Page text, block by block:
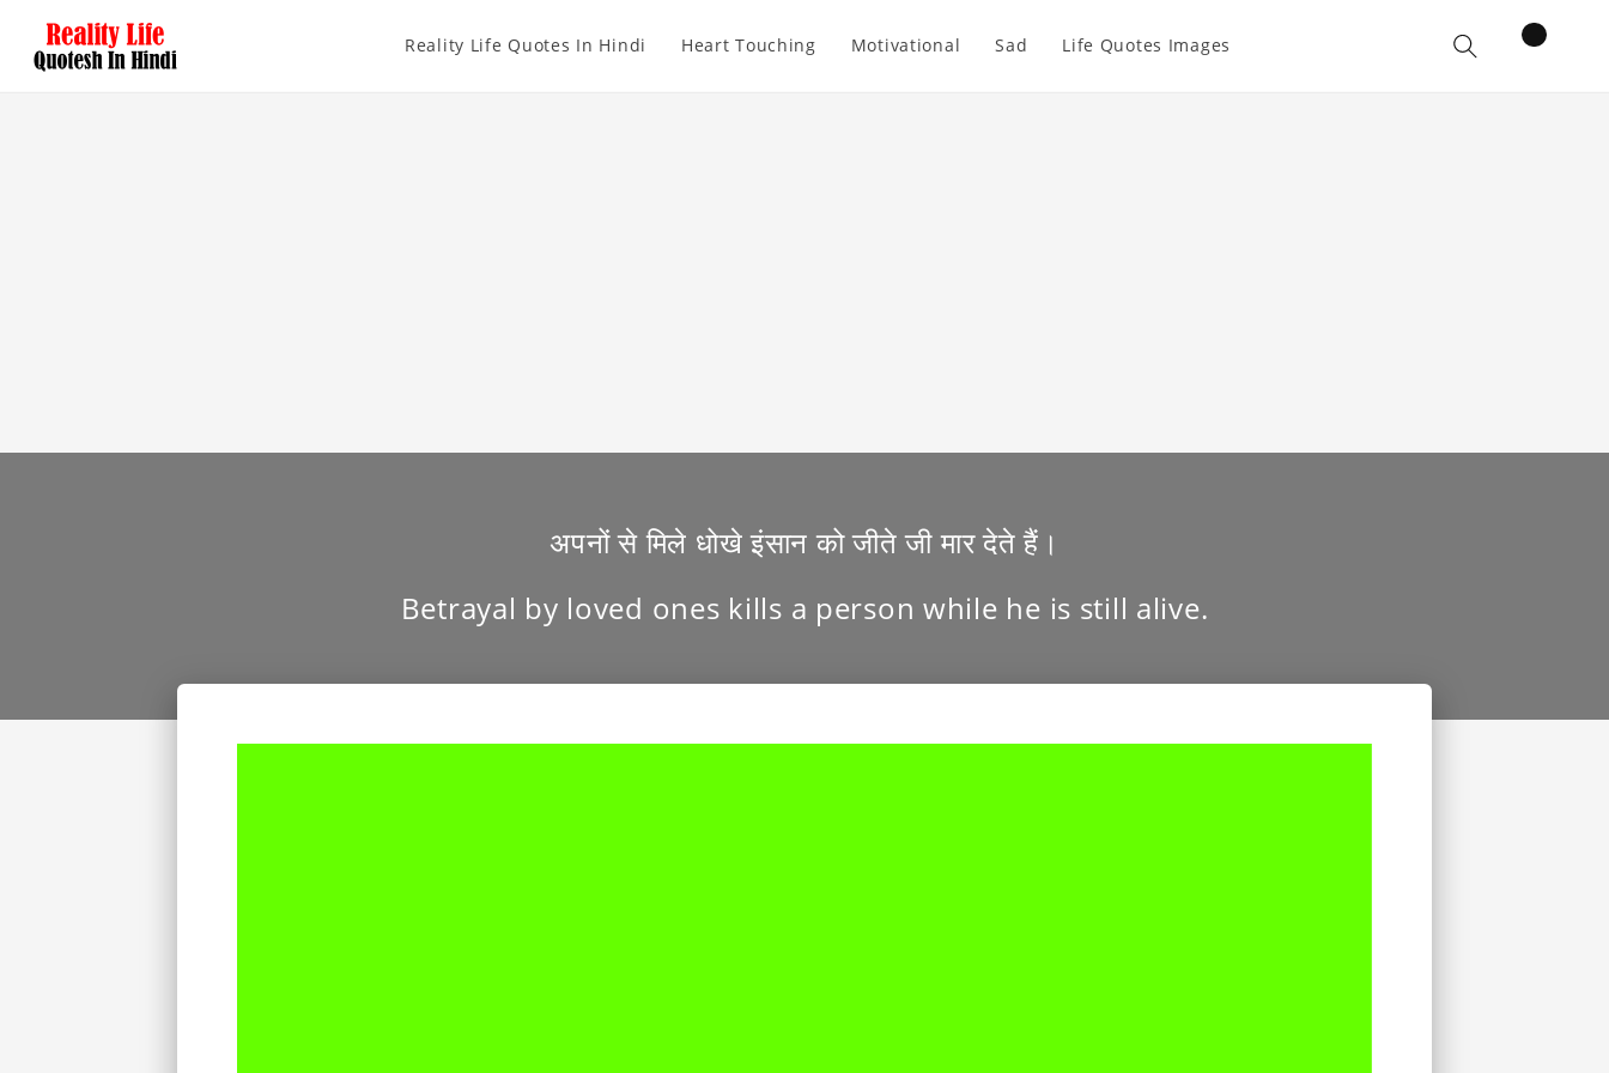
Reality Life Quotes In Hindi Heart Touching Motivational Sad Life Quotes Images Cart
items
अपनों से मिले धोखे इंसान को जीते जी मार देते हैं।
Betrayal by loved ones kills a person while he is still alive.